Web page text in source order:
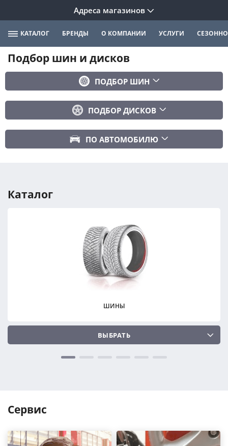
Адреса магазинов
КАТАЛОГ БРЕНДЫ О КОМПАНИИ УСЛУГИ
Подбор шин и дисков
ПОДБОР ШИН
Сбросить
ПОДБОР ДИСКОВ
ПОДОБРАТЬ
Сбросить
ПО АВТОМОБИЛЮ
Год авто
ПОДОБРАТЬ
Сбросить
Каталог
ШИНЫ
ВЫБРАТЬ
Сервис